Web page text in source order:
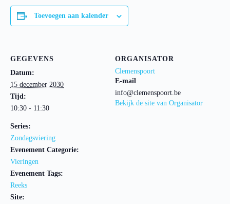
Toevoegen aan kalender
GEGEVENS
Datum:
15 december 2030
Tijd:
10:30 - 11:30
Series:
Zondagsviering
Evenement Categorie:
Vieringen
Evenement Tags:
Reeks
Site:
ORGANISATOR
Clemenspoort
E-mail
info@clemenspoort.be
Bekijk de site van Organisator